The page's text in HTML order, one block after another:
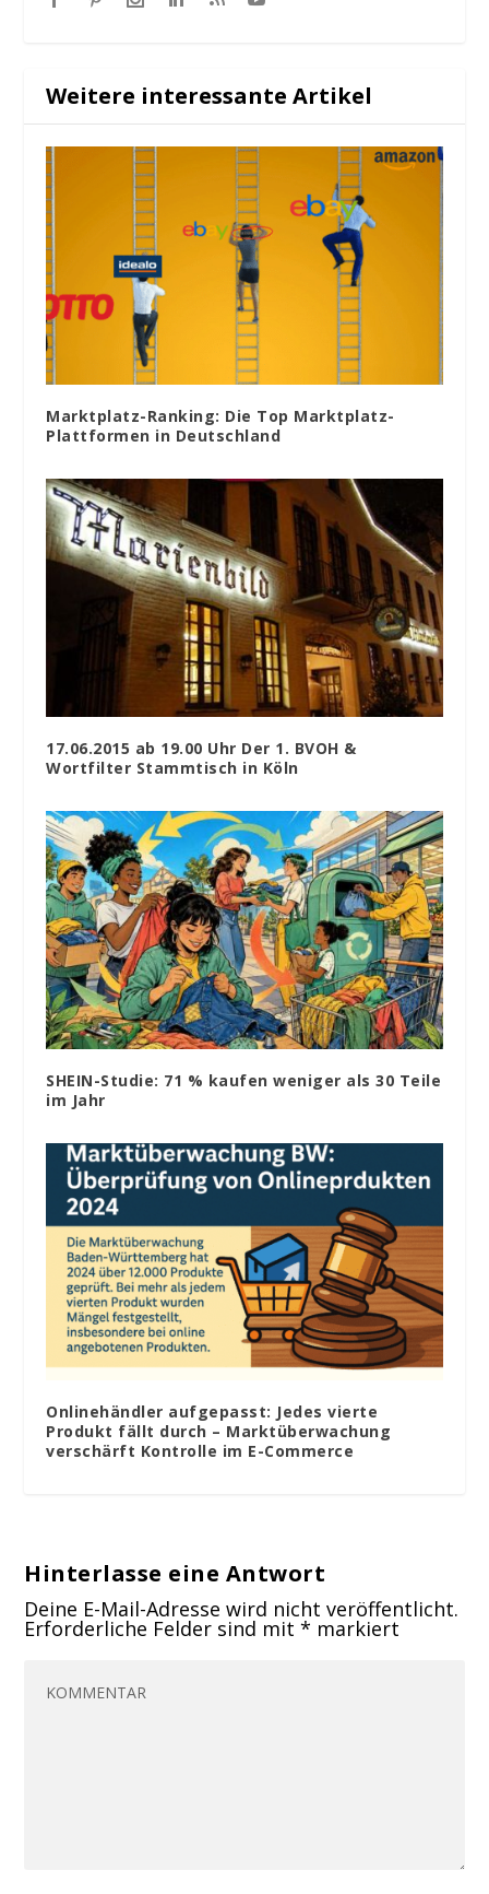
Weitere interessante Artikel
Marktplatz-Ranking: Die Top Marktplatz-
Plattformen in Deutschland
17.06.2015 ab 19.00 Uhr Der 1. BVOH &
Wortfilter Stammtisch in Köln
SHEIN-Studie: 71 % kaufen weniger als 30 Teile
im Jahr
Onlinehändler aufgepasst: Jedes vierte
Produkt fällt durch – Marktüberwachung
verschärft Kontrolle im E-Commerce
Hinterlasse eine Antwort
Deine E-Mail-Adresse wird nicht veröffentlicht.
Erforderliche Felder sind mit* markiert